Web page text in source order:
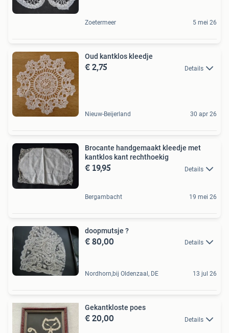
Zoetermeer 5 mei 26
Oud kantklos kleedje
€ 2,75 Details
Nieuw-Beijerland 30 apr 26
Brocante handgemaakt kleedje met
kantklos kant rechthoekig
€ 19,95 Details
Bergambacht 19 mei 26
doopmutsje ?
€ 80,00 Details
Nordhorn,bij Oldenzaal, DE 13 jul 26
Gekantkloste poes
€ 20,00 Details